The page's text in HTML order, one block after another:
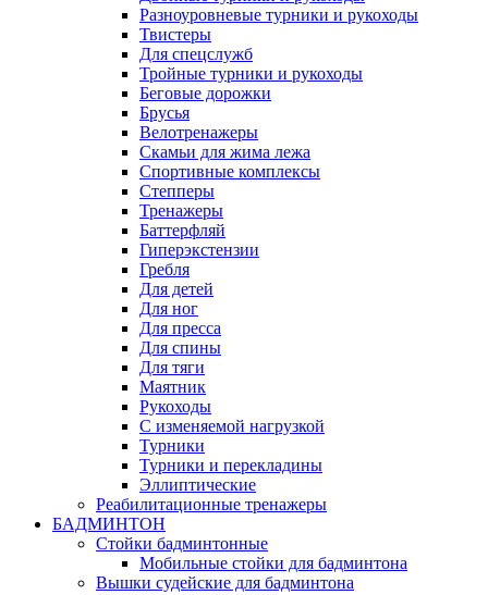
Разноуровневые турники и рукоходы
Твистеры
Для спецслужб
Тройные турники и рукоходы
Беговые дорожки
Брусья
Велотренажеры
Скамьи для жима лежа
Спортивные комплексы
Степперы
Тренажеры
Баттерфляй
Гиперэкстензии
Гребля
Для детей
Для ног
Для пресса
Для спины
Для тяги
Маятник
Рукоходы
С изменяемой нагрузкой
Турники
Турники и перекладины
Эллиптические
Реабилитационные тренажеры
БАДМИНТОН
Стойки бадминтонные
Мобильные стойки для бадминтона
Вышки судейские для бадминтона